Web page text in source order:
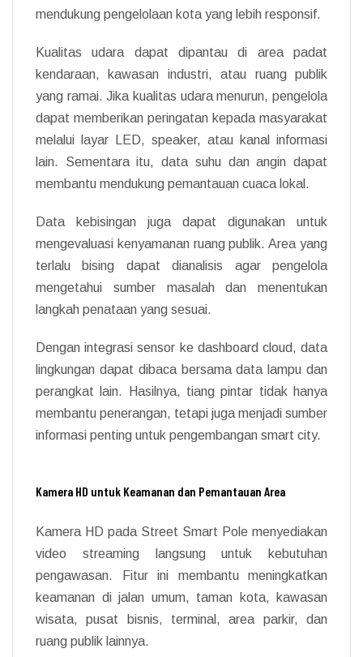
mendukung pengelolaan kota yang lebih responsif.
Kualitas udara dapat dipantau di area padat
kendaraan, kawasan industri, atau ruang publik
yang ramai. Jika kualitas udara menurun, pengelola
dapat memberikan peringatan kepada masyarakat
melalui layar LED, speaker, atau kanal informasi
lain. Sementara itu, data suhu dan angin dapat
membantu mendukung pemantauan cuaca lokal.
Data kebisingan juga dapat digunakan untuk
mengevaluasi kenyamanan ruang publik. Area yang
terlalu bising dapat dianalisis agar pengelola
mengetahui sumber masalah dan menentukan
langkah penataan yang sesuai.
Dengan integrasi sensor ke dashboard cloud, data
lingkungan dapat dibaca bersama data lampu dan
perangkat lain. Hasilnya, tiang pintar tidak hanya
membantu penerangan, tetapi juga menjadi sumber
informasi penting untuk pengembangan smart city.
Kamera HD untuk Keamanan dan Pemantauan Area
Kamera HD pada Street Smart Pole menyediakan
video streaming langsung untuk kebutuhan
pengawasan. Fitur ini membantu meningkatkan
keamanan di jalan umum, taman kota, kawasan
wisata, pusat bisnis, terminal, area parkir, dan
ruang publik lainnya.